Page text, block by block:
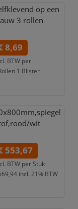
op een
3 rollen
8,69
BTW per
1 Blister
spiegel
rood/wit
553,67
BTW per Stuk
incl. 21% BTW